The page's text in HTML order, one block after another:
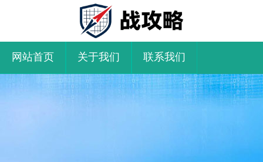
网站首页 关于我们 联系我们